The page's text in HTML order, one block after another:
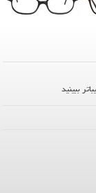
ببینید